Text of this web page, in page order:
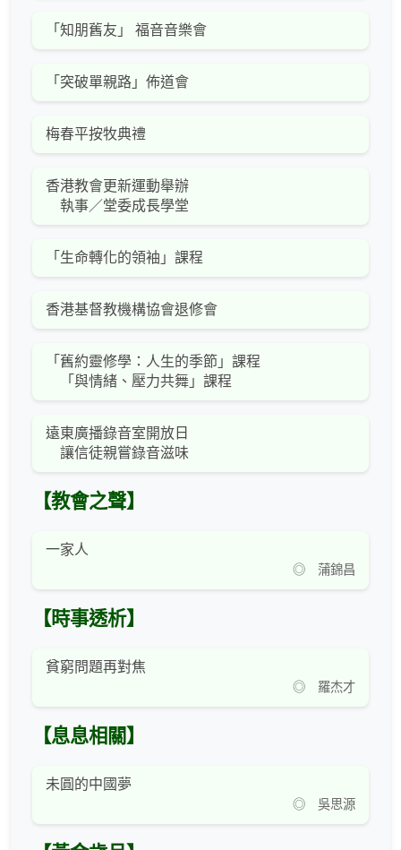
「知朋舊友」 福音音樂會
「突破單親路」佈道會
梅春平按牧典禮
香港教會更新運動舉辦
執事／堂委成長學堂
「生命轉化的領袖」課程
香港基督教機構協會退修會
「舊約靈修學：人生的季節」課程
「與情緒、壓力共舞」課程
遠東廣播錄音室開放日
讓信徒親嘗錄音滋味
【教會之聲】
一家人
◎ 蒲錦昌
【時事透析】
貧窮問題再對焦
◎ 羅杰才
【息息相關】
未圓的中國夢
◎ 吳思源